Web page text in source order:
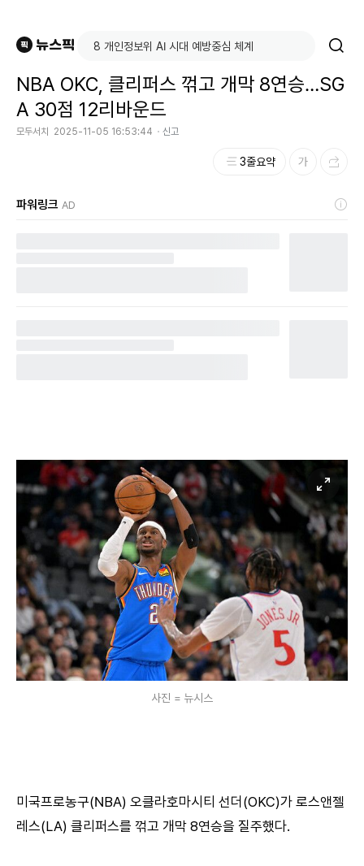
NBA OKC, 클리퍼스 꺾고 개막 8연승…SG
A 30점 12리바운드
모두서치 2025-11-05 16:53:44 신고
3줄요약
파워링크 AD
사진 = 뉴시스
미국프로농구(NBA) 오클라호마시티 선더(OKC)가 로스앤젤
레스(LA) 클리퍼스를 꺾고 개막 8연승을 질주했다.